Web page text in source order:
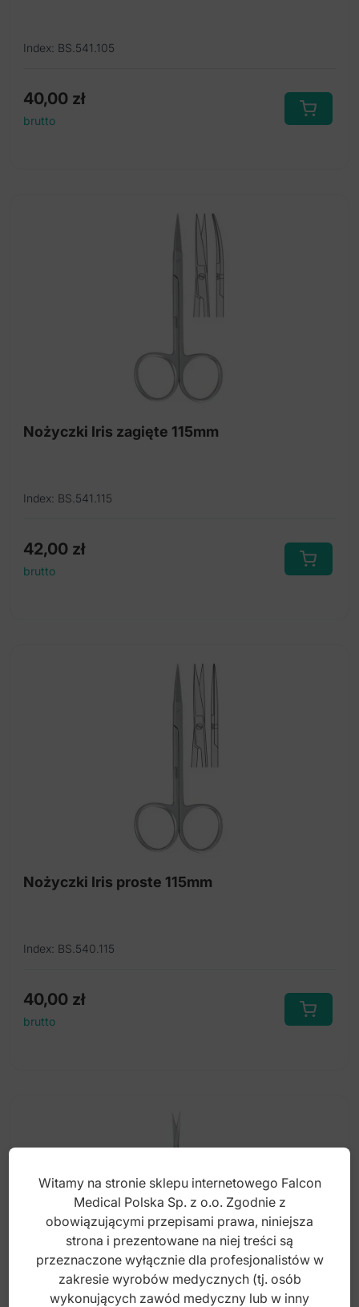
Index: BS.541.105
40,00 zł
brutto
Nożyczki Iris zagięte 115mm
Index: BS.541.115
42,00 zł
brutto
Nożyczki Iris proste 115mm
Index: BS.540.115
40,00 zł
brutto
Witamy na stronie sklepu internetowego Falcon
Medical Polska Sp. z o.o. Zgodnie z
obowiązującymi przepisami prawa, niniejsza
strona i prezentowane na niej treści są
przeznaczone wyłącznie dla profesjonalistów w
zakresie wyrobów medycznych (tj. osób
wykonujących zawód medyczny lub w inny